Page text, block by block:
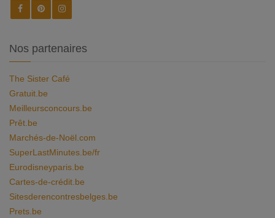
Nos partenaires
The Sister Café
Gratuit.be
Meilleursconcours.be
Prêt.be
Marchés-de-Noël.com
SuperLastMinutes.be/fr
Eurodisneyparis.be
Cartes-de-crédit.be
Sitesderencontresbelges.be
Prets.be